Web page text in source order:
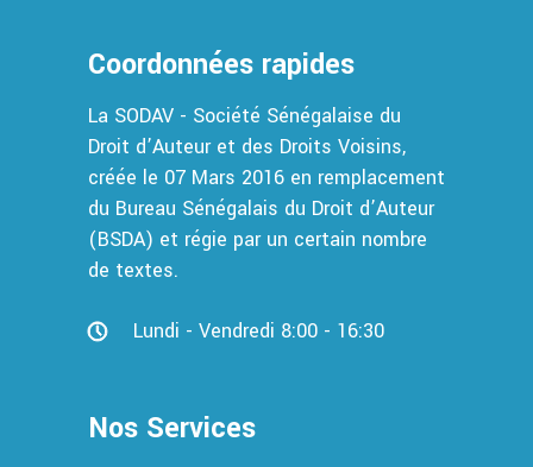
Coordonnées rapides
La SODAV - Société Sénégalaise du
Droit d’Auteur et des Droits Voisins,
créée le 07 Mars 2016 en remplacement
du Bureau Sénégalais du Droit d’Auteur
(BSDA) et régie par un certain nombre
de textes.
Lundi - Vendredi 8:00 - 16:30
Nos Services